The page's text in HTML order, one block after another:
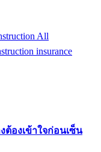
All
insurance
ต้องเข้าใจก่อนเซ็น